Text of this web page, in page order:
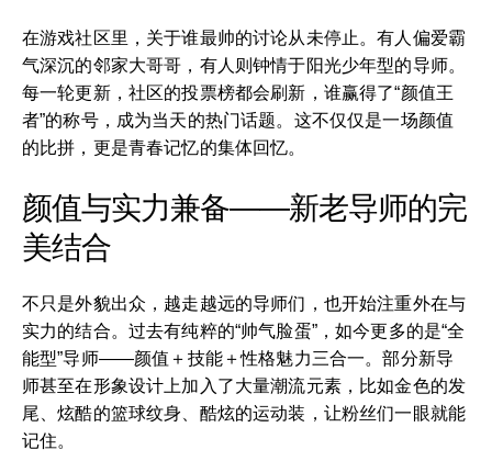
在游戏社区里，关于谁最帅的讨论从未停止。有人偏爱霸
气深沉的邻家大哥哥，有人则钟情于阳光少年型的导师。
每一轮更新，社区的投票榜都会刷新，谁赢得了“颜值王
者”的称号，成为当天的热门话题。这不仅仅是一场颜值
的比拼，更是青春记忆的集体回忆。
颜值与实力兼备——新老导师的完
美结合
不只是外貌出众，越走越远的导师们，也开始注重外在与
实力的结合。过去有纯粹的“帅气脸蛋”，如今更多的是“全
能型”导师——颜值＋技能＋性格魅力三合一。部分新导
师甚至在形象设计上加入了大量潮流元素，比如金色的发
尾、炫酷的篮球纹身、酷炫的运动装，让粉丝们一眼就能
记住。